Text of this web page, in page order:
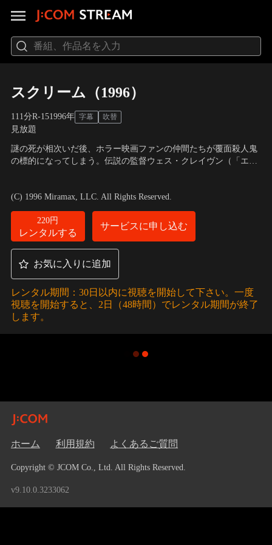
スクリーム（1996）
111分R-151996年 字幕 吹替
見放題
謎の死が相次いだ後、ホラー映画ファンの仲間たちが覆面殺人鬼
の標的になってしまう。伝説の監督ウェス・クレイヴン（「エル
ヴン
(C) 1996 Miramax, LLC. All Rights Reserved.
220円
レンタルする
サービスに申し込む
お気に入りに追加
レンタル期間：30日以内に視聴を開始して下さい。一度
視聴を開始すると、2日（48時間）でレンタル期間が終了
します。
ホーム 利用規約 よくあるご質問
Copyright © JCOM Co., Ltd. All Rights Reserved.
v9.10.0.3233062